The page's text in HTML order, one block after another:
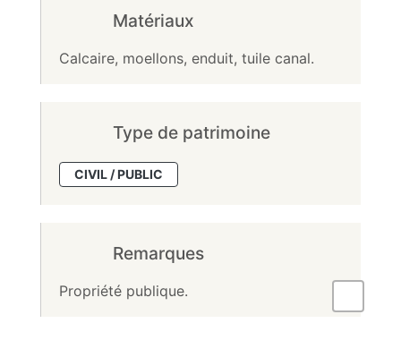
Matériaux
Calcaire, moellons, enduit, tuile canal.
Type de patrimoine
CIVIL / PUBLIC
Remarques
Propriété publique.